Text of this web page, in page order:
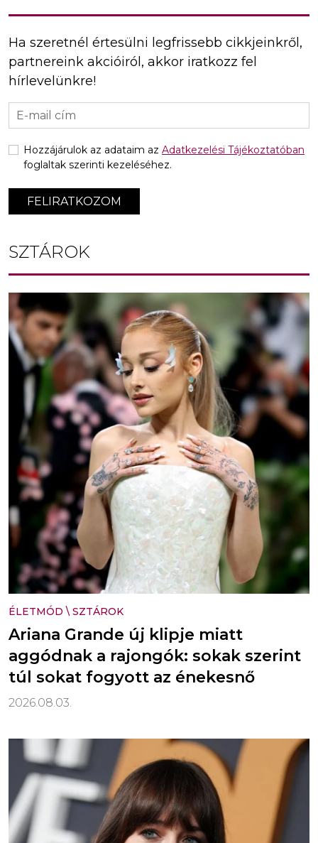
Ha szeretnél értesülni legfrissebb cikkjeinkről,
partnereink akcióiról, akkor iratkozz fel
hírlevelünkre!
FELIRATKOZOM
Hozzájárulok az adataim az Adatkezelési Tájékoztatóban
foglaltak szerinti kezeléséhez.
SZTÁROK
ÉLETMÓD \ SZTÁROK
Ariana Grande új klipje miatt
aggódnak a rajongók: sokak szerint
túl sokat fogyott az énekesnő
2026.08.03.